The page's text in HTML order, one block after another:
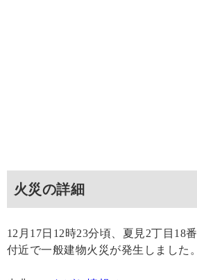
火災の詳細
12月17日12時23分頃、夏見2丁目18
付近で一般建物火災が発生しました。